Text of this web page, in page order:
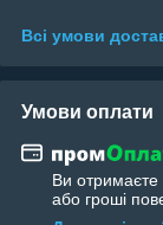
Всі умови
Умови оплати
Ви
або гроші